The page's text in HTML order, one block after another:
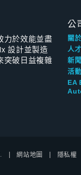
力於效能並盡
設計並製造
突破日益複雜
公
關
人
新
活動
EA
網站地圖 隱私權